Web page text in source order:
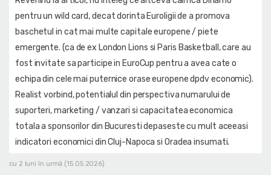
pentru un wild card, decat dorinta Euroligii de a promova
baschetul in cat mai multe capitale europene / piete
emergente. (ca de ex London Lions si Paris Basketball, care au
fost invitate sa participe in EuroCup pentru a avea cate o
echipa din cele mai puternice orase europene dpdv economic).
Realist vorbind, potentialul din perspectiva numarului de
suporteri, marketing / vanzari si capacitatea economica
totala a sponsorilor din Bucuresti depaseste cu mult aceeasi
indicatori economici din Cluj-Napoca si Oradea insumati.
cu 2 luni în urmă (15.05.2026)